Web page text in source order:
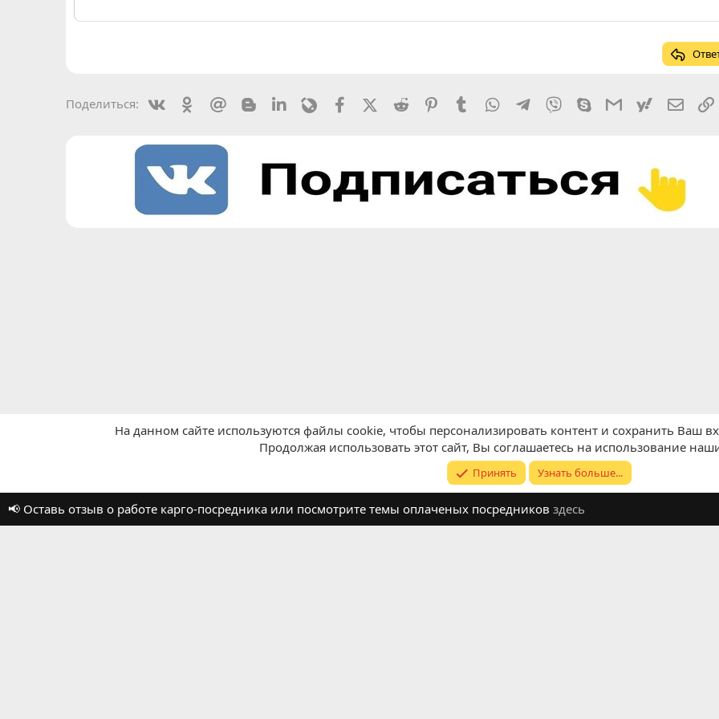
Поделиться: VkontakteOdnoklassniki
Mail.ru BloggerLinkedinLivejournalFacebookX (Twitter)
Reddit PinterestTumblr WhatsAppTelegram
Viber SkypeGmailyahoomail
Russian (RU) Обратная связь
На данном сайте используются файлы cookie, чтобы персонализировать контент и сохранить Ваш
Продолжая использовать этот сайт, Вы соглашаетесь на использование
Принять Узнать больше...
📢 Оставь отзыв о работе карго-посредника или посмотрите темы оплаченых посредников здесь